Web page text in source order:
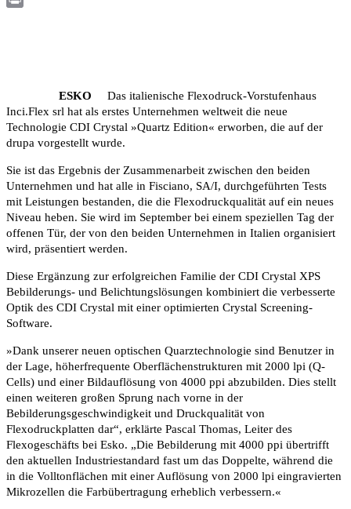
ESKO Das italienische Flexodruck-Vorstufenhaus
Inci.Flex srl hat als erstes Unternehmen weltweit die neue
Technologie CDI Crystal »Quartz Edition« erworben, die auf der
drupa vorgestellt wurde.
Sie ist das Ergebnis der Zusammenarbeit zwischen den beiden
Unternehmen und hat alle in Fisciano, SA/I, durchgeführten Tests
mit Leistungen bestanden, die die Flexodruckqualität auf ein neues
Niveau heben. Sie wird im September bei einem speziellen Tag der
offenen Tür, der von den beiden Unternehmen in Italien organisiert
wird, präsentiert werden.
Diese Ergänzung zur erfolgreichen Familie der CDI Crystal XPS
Bebilderungs- und Belichtungslösungen kombiniert die verbesserte
Optik des CDI Crystal mit einer optimierten Crystal Screening-
Software.
»Dank unserer neuen optischen Quarztechnologie sind Benutzer in
der Lage, höherfrequente Oberflächenstrukturen mit 2000 lpi (Q-
Cells) und einer Bildauflösung von 4000 ppi abzubilden. Dies stellt
einen weiteren großen Sprung nach vorne in der
Bebilderungsgeschwindigkeit und Druckqualität von
Flexodruckplatten dar“, erklärte Pascal Thomas, Leiter des
Flexogeschäfts bei Esko. „Die Bebilderung mit 4000 ppi übertrifft
den aktuellen Industriestandard fast um das Doppelte, während die
in die Volltonflächen mit einer Auflösung von 2000 lpi eingravierten
Mikrozellen die Farbübertragung erheblich verbessern.«